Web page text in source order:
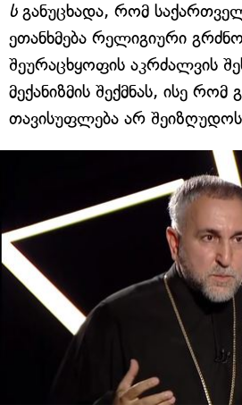
სგანუცხადა, რომ
ეთანხმება რელიგიური
შეურაცხყოფის აკრძალვის
მექანიზმის შექმნას, ისე რომ
თავისუფლება არ